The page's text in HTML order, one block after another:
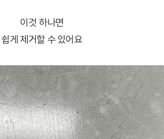
이것 하나면
쉽게 제거할 수 있어요